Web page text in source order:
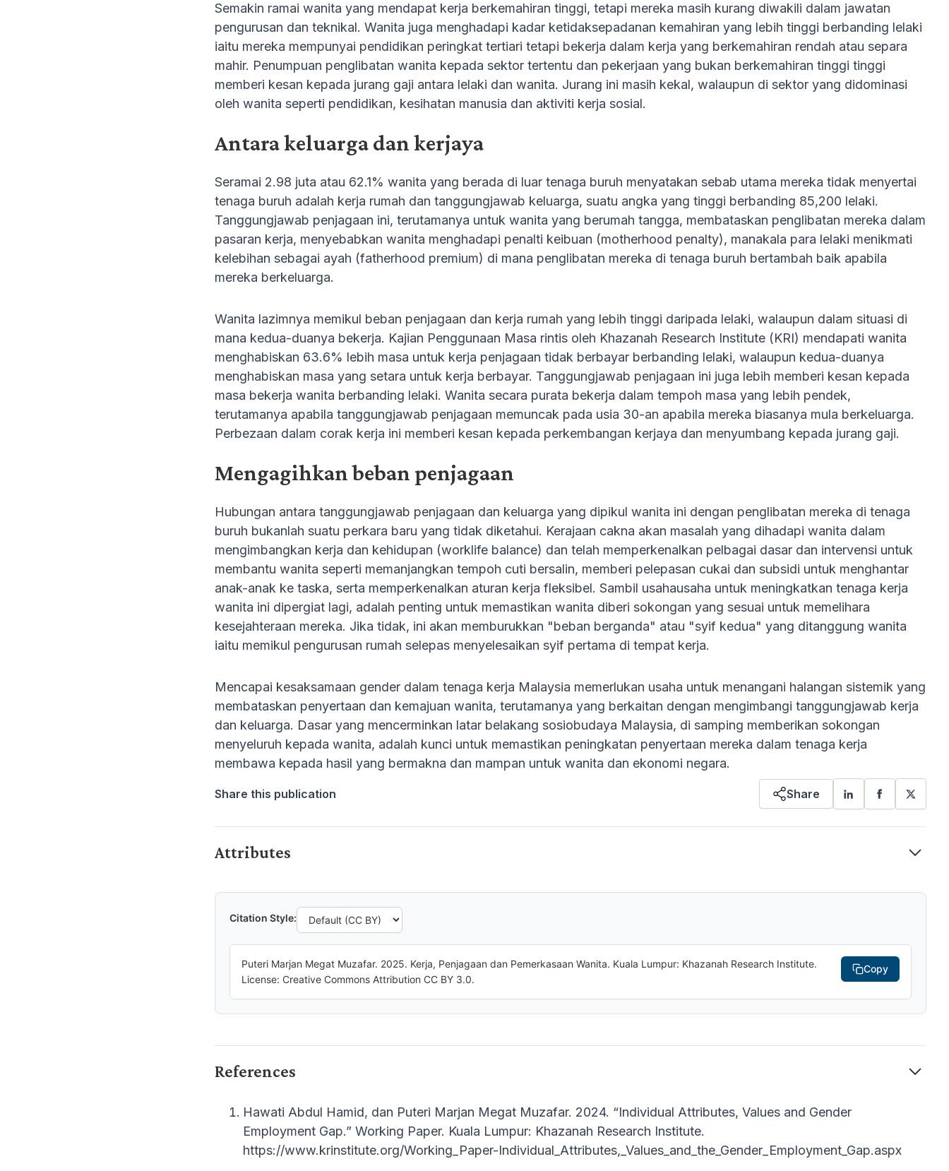
Semakin ramai wanita yang mendapat kerja berkemahiran tinggi, tetapi mereka masih kurang diwakili dalam jawatan
pengurusan dan teknikal. Wanita juga menghadapi kadar ketidaksepadanan kemahiran yang lebih tinggi berbanding lelaki
iaitu mereka mempunyai pendidikan peringkat tertiari tetapi bekerja dalam kerja yang berkemahiran rendah atau separa
mahir. Penumpuan penglibatan wanita kepada sektor tertentu dan pekerjaan yang bukan berkemahiran tinggi tinggi
memberi kesan kepada jurang gaji antara lelaki dan wanita. Jurang ini masih kekal, walaupun di sektor yang didominasi
oleh wanita seperti pendidikan, kesihatan manusia dan aktiviti kerja sosial.
Antara keluarga dan kerjaya
Seramai 2.98 juta atau 62.1% wanita yang berada di luar tenaga buruh menyatakan sebab utama mereka tidak menyertai
tenaga buruh adalah kerja rumah dan tanggungjawab keluarga, suatu angka yang tinggi berbanding 85,200 lelaki.
Tanggungjawab penjagaan ini, terutamanya untuk wanita yang berumah tangga, membataskan penglibatan mereka dalam
pasaran kerja, menyebabkan wanita menghadapi penalti keibuan (motherhood penalty), manakala para lelaki menikmati
kelebihan sebagai ayah (fatherhood premium) di mana penglibatan mereka di tenaga buruh bertambah baik apabila
mereka berkeluarga.
Wanita lazimnya memikul beban penjagaan dan kerja rumah yang lebih tinggi daripada lelaki, walaupun dalam situasi di
mana kedua-duanya bekerja. Kajian Penggunaan Masa rintis oleh Khazanah Research Institute (KRI) mendapati wanita
menghabiskan 63.6% lebih masa untuk kerja penjagaan tidak berbayar berbanding lelaki, walaupun kedua-duanya
menghabiskan masa yang setara untuk kerja berbayar. Tanggungjawab penjagaan ini juga lebih memberi kesan kepada
masa bekerja wanita berbanding lelaki. Wanita secara purata bekerja dalam tempoh masa yang lebih pendek,
terutamanya apabila tanggungjawab penjagaan memuncak pada usia 30-an apabila mereka biasanya mula berkeluarga.
Perbezaan dalam corak kerja ini memberi kesan kepada perkembangan kerjaya dan menyumbang kepada jurang gaji.
Mengagihkan beban penjagaan
Hubungan antara tanggungjawab penjagaan dan keluarga yang dipikul wanita ini dengan penglibatan mereka di tenaga
buruh bukanlah suatu perkara baru yang tidak diketahui. Kerajaan cakna akan masalah yang dihadapi wanita dalam
mengimbangkan kerja dan kehidupan (worklife balance) dan telah memperkenalkan pelbagai dasar dan intervensi untuk
membantu wanita seperti memanjangkan tempoh cuti bersalin, memberi pelepasan cukai dan subsidi untuk menghantar
anak-anak ke taska, serta memperkenalkan aturan kerja fleksibel. Sambil usahausaha untuk meningkatkan tenaga kerja
wanita ini dipergiat lagi, adalah penting untuk memastikan wanita diberi sokongan yang sesuai untuk memelihara
kesejahteraan mereka. Jika tidak, ini akan memburukkan "beban berganda" atau "syif kedua" yang ditanggung wanita
iaitu memikul pengurusan rumah selepas menyelesaikan syif pertama di tempat kerja.
Mencapai kesaksamaan gender dalam tenaga kerja Malaysia memerlukan usaha untuk menangani halangan sistemik yang
membataskan penyertaan dan kemajuan wanita, terutamanya yang berkaitan dengan mengimbangi tanggungjawab kerja
dan keluarga. Dasar yang mencerminkan latar belakang sosiobudaya Malaysia, di samping memberikan sokongan
menyeluruh kepada wanita, adalah kunci untuk memastikan peningkatan penyertaan mereka dalam tenaga kerja
membawa kepada hasil yang bermakna dan mampan untuk wanita dan ekonomi negara.
Share this publication Share
Attributes
Citation Style:
Puteri Marjan Megat Muzafar. 2025. Kerja, Penjagaan dan Pemerkasaan Wanita. Kuala Lumpur: Khazanah Research Institute.
License: Creative Commons Attribution CC BY 3.0.
Copy
References
Hawati Abdul Hamid, dan Puteri Marjan Megat Muzafar. 2024. “Individual Attributes, Values and Gender
Employment Gap.” Working Paper. Kuala Lumpur: Khazanah Research Institute.
https://www.krinstitute.org/Working_Paper-Individual_Attributes,_Values_and_the_Gender_Employment_Gap.aspx